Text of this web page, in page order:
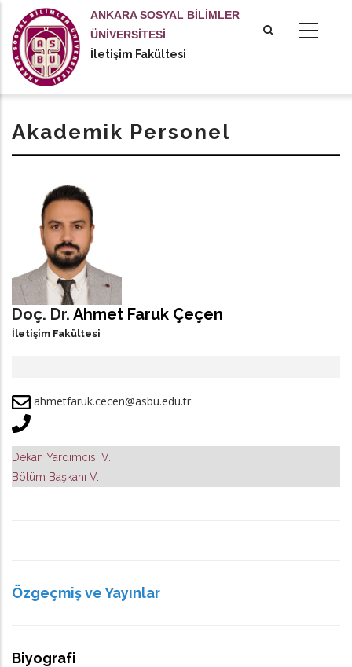
içeriğe
atla
ANKARA SOSYAL BİLİMLER
ÜNİVERSİTESİ
İletişim Fakültesi
actions
Akademik Personel
Doç. Dr. Ahmet Faruk Çeçen
İletişim Fakültesi
ahmetfaruk.cecen@asbu.edu.tr
Dekan Yardımcısı V.
Bölüm Başkanı V.
Özgeçmiş ve Yayınlar
Biyografi